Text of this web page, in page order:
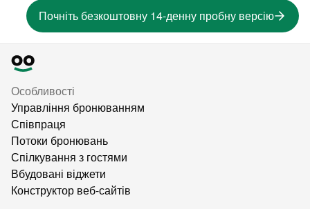
Почніть безкоштовну 14-денну пробну версію
Особливості
Управління бронюванням
Співпраця
Потоки бронювань
Спілкування з гостями
Вбудовані віджети
Конструктор веб-сайтів